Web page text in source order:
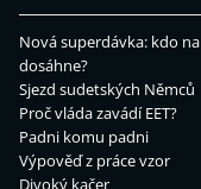
Nová superdávka: kdo
dosáhne?
Sjezd sudetských Němců
Proč vláda zavádí EET?
Padni komu padni
Výpověď z práce vzor
Divoký kačer